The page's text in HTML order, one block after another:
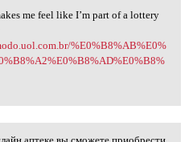
me feel like
me feel like I’m part of a lottery
%E0%B8%AB%E0%